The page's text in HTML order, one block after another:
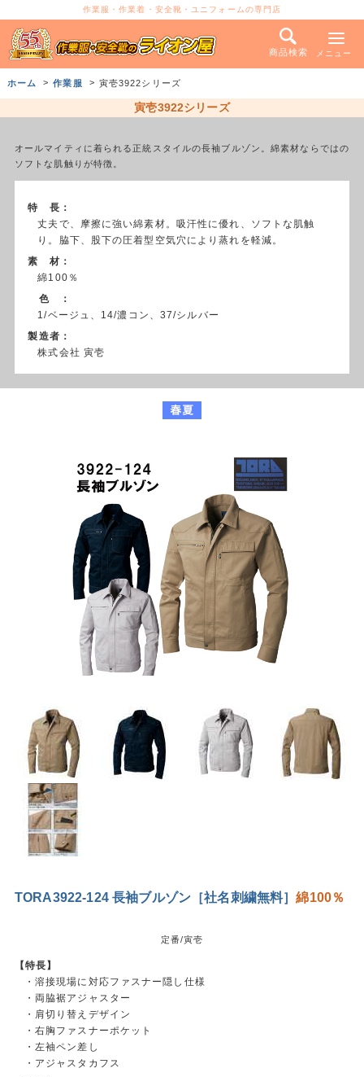
作業服・作業着・安全靴・ユニフォームの専門店
商品検索 メニュー
ホーム 作業服 寅壱3922シリーズ
寅壱3922シリーズ
オールマイティに着られる正統スタイルの長袖ブルゾン。綿素材ならではの
ソフトな肌触りが特徴。
特 長：
丈夫で、摩擦に強い綿素材。吸汗性に優れ、ソフトな肌触
り。脇下、股下の圧着型空気穴により蒸れを軽減。
素 材：
綿100％
色 ：
1/ベージュ、14/濃コン、37/シルバー
製造者：
株式会社 寅壱
TORA3922-124 長袖ブルゾン［社名刺繍無料］綿100％
定番/寅壱
【特長】
・溶接現場に対応ファスナー隠し仕様
・両脇裾アジャスター
・肩切り替えデザイン
・右胸ファスナーポケット
・左袖ペン差し
・アジャスタカフス